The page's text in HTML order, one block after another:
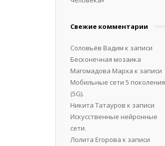
Свежие комментарии
Соловьёв Вадим к записи
Бесконечная мозаика
Магомадова Марха к записи
Мобильные сети 5 поколения
(5G).
Никита Татауров к записи
Искусственные нейронные
сети.
Лолита Егорова к записи